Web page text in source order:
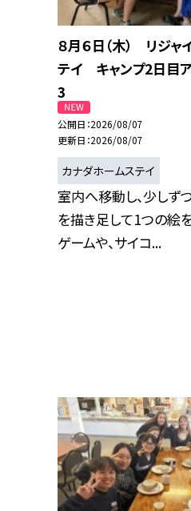
８月６日（木） リジャ
テイ キャンプ2日目ア
3
公開日 2026/08/07
更新日 2026/08/07
カナダホームステイ
室内へ移動し、少しず
を描き足して1つの絵
ゲームや、サイコ...